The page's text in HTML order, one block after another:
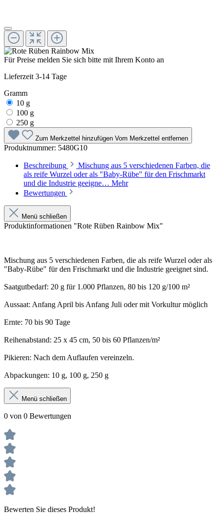
Für Preise melden Sie sich bitte mit Ihrem Konto an
Lieferzeit 3-14 Tage
Gramm
10 g
100 g
250 g
Zum Merkzettel hinzufügen Vom Merkzettel entfernen
Produktnummer: 5480G10
Beschreibung
Mischung aus 5 verschiedenen Farben, die
als reife Wurzel oder als "Baby-Rübe" für den Frischmarkt
und die Industrie geeigne… Mehr
Bewertungen
Menü schließen
Produktinformationen "Rote Rüben Rainbow Mix"
Mischung aus 5 verschiedenen Farben, die als reife Wurzel oder als
"Baby-Rübe" für den Frischmarkt und die Industrie geeignet sind.
Saatgutbedarf: 20 g für 1.000 Pflanzen, 80 bis 120 g/100 m²
Aussaat: Anfang April bis Anfang Juli oder mit Vorkultur möglich
Ernte: 70 bis 90 Tage
Reihenabstand: 25 x 45 cm, 50 bis 60 Pflanzen/m²
Pikieren: Nach dem Auflaufen vereinzeln.
Abpackungen: 10 g, 100 g, 250 g
Menü schließen
0 von 0 Bewertungen
Bewerten Sie dieses Produkt!